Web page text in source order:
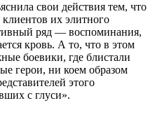
свои действия тем, что
их элитного
ряд — воспоминания,
кровь. А то, что в этом
боевики, где блистали
герои, ни коем образом
этого
с глуси».